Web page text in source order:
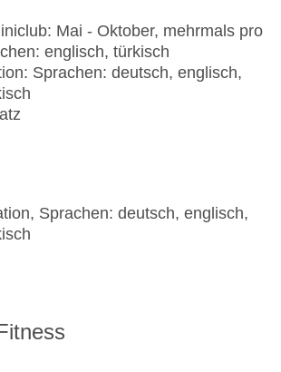
Mai - Oktober, mehrmals pro
englisch, türkisch
Sprachen: deutsch, englisch,
Sprachen: deutsch, englisch,